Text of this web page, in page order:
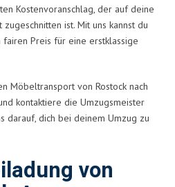
Kostenvoranschlag, der auf deine
ist. Mit uns kannst du
fairen Preis für eine erstklassige
Möbeltransport von Rostock nach
kontaktiere die Umzugsmeister
darauf, dich bei deinem Umzug zu
von